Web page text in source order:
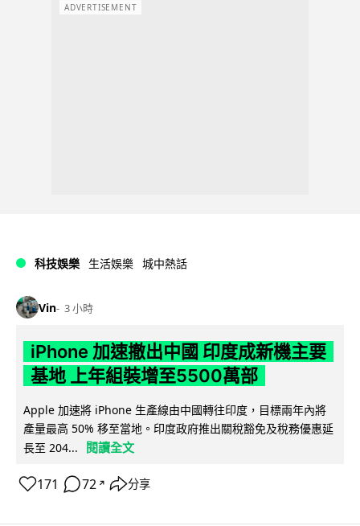
ADVERTISEMENT
科技娛樂 生活娛樂 城中熱話
Vin 3 小時
iPhone 加速撤出中國 印度成新機主要
基地 上年組裝增至5500萬部
Apple 加速將 iPhone 生產線由中國轉往印度，目標兩年內將
產量最高 50% 移至當地。印度政府推出關稅豁免及稅務優惠延
長至 204...
閱讀全文
171 72 ↗ 分享